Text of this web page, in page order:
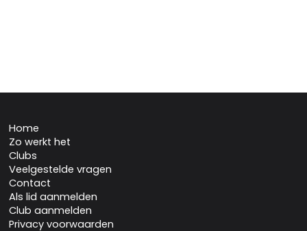
Home
Zo werkt het
Clubs
Veelgestelde vragen
Contact
Als lid aanmelden
Club aanmelden
Privacy voorwaarden